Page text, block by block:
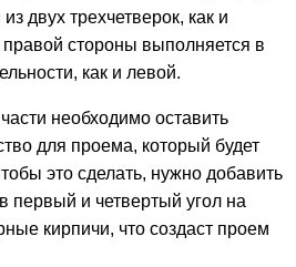
двух трехчетверок, как и
стороны выполняется в
как и левой.
необходимо оставить
для проема, который будет
это сделать, нужно добавить
первый и четвертый угол на
кирпичи, что создаст проем